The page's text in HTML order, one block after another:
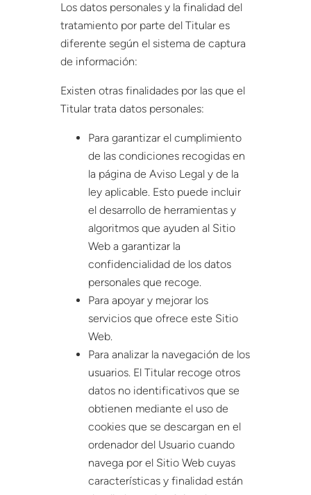
Los datos personales y la finalidad del
tratamiento por parte del Titular es
diferente según el sistema de captura
de información:
Existen otras finalidades por las que el
Titular trata datos personales:
Para garantizar el cumplimiento
de las condiciones recogidas en
la página de Aviso Legal y de la
ley aplicable. Esto puede incluir
el desarrollo de herramientas y
algoritmos que ayuden al Sitio
Web a garantizar la
confidencialidad de los datos
personales que recoge.
Para apoyar y mejorar los
servicios que ofrece este Sitio
Web.
Para analizar la navegación de los
usuarios. El Titular recoge otros
datos no identificativos que se
obtienen mediante el uso de
cookies que se descargan en el
ordenador del Usuario cuando
navega por el Sitio Web cuyas
características y finalidad están